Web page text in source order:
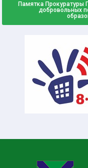
Памятка Прокуратуры
добровольных